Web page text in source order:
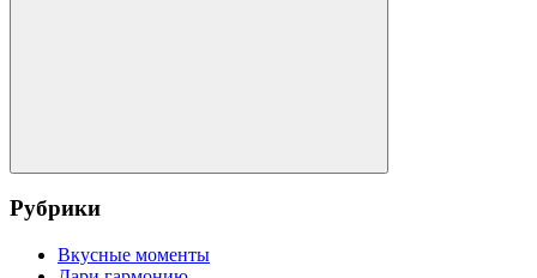
Поиск
Рубрики
Вкусные моменты